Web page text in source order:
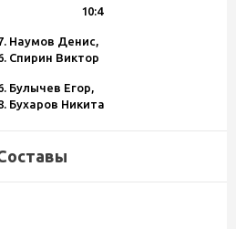
10:4
Наумов Денис,
Спирин Виктор
Булычев Егор,
Бухаров Никита